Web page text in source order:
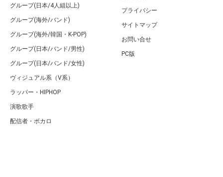
グループ(日本/4人組以上)
グループ(海外/バンド)
グループ(海外/韓国・K-POP)
グループ(日本/バンド/男性)
グループ(日本/バンド/女性)
ヴィジュアル系（V系）
ラッパー・HIPHOP
演歌歌手
配信者・ボカロ
プライバシー
サイトマップ
お問い合せ
PC版